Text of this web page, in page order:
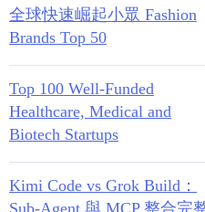
全球快速崛起小眾 Fashion
Brands Top 50
Top 100 Well-Funded
Healthcare, Medical and
Biotech Startups
Kimi Code vs Grok Build：
Sub-Agent 與 MCP 整合完